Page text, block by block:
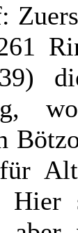
Hier